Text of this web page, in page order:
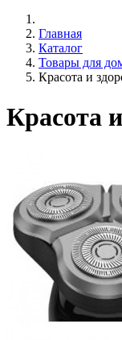
Главная
Каталог
Товары для
Красота и
Красота